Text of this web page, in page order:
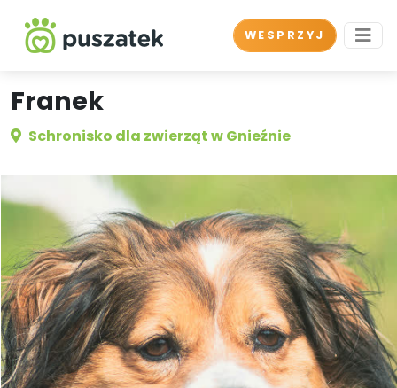
WESPRZYJ
Franek
Schronisko dla zwierząt w Gnieźnie